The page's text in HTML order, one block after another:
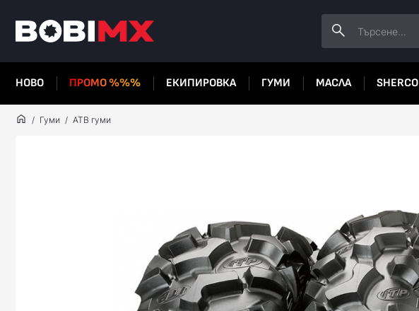
НОВО ПРОМО %%% ЕКИПИРОВКА ГУМИ МАСЛА SHERCO
Гуми АТВ гуми